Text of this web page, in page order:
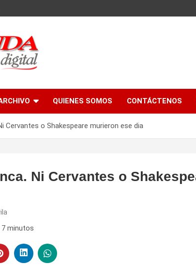
QUIENES SOMOS CONTÁCTENOS
Cervantes o Shakespeare murieron ese dia
Ni Cervantes o
7 minutos